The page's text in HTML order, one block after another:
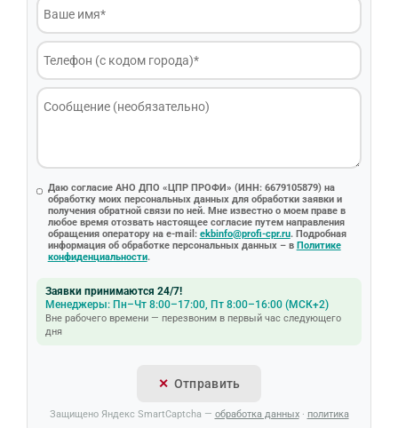
Даю согласие АНО ДПО «ЦПР ПРОФИ» (ИНН: 6679105879) на
обработку моих персональных данных для обработки заявки и
получения обратной связи по ней. Мне известно о моем праве в
любое время отозвать настоящее согласие путем направления
обращения оператору на e-mail: ekbinfo@profi-cpr.ru. Подробная
информация об обработке персональных данных – в Политике
конфиденциальности.
Заявки принимаются 24/7!
Менеджеры: Пн–Чт 8:00–17:00, Пт 8:00–16:00 (МСК+2)
Вне рабочего времени — перезвоним в первый час следующего
дня
Отправить
Защищено Яндекс SmartCaptcha — обработка данных· политика